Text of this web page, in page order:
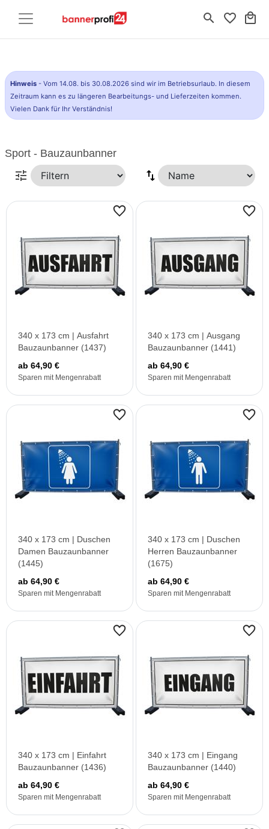
search favorite_border local_mall
Hinweis - Vom 14.08. bis 30.08.2026 sind wir im Betriebsurlaub. In diesem
Zeitraum kann es zu längeren Bearbeitungs- und Lieferzeiten kommen.
Vielen Dank für Ihr Verständnis!
Sport - Bauzaunbanner
tune
340 x 173 cm | Ausfahrt
Bauzaunbanner (1437)
ab 64,90 €
Sparen mit Mengenrabatt
340 x 173 cm | Ausgang
Bauzaunbanner (1441)
ab 64,90 €
Sparen mit Mengenrabatt
340 x 173 cm | Duschen
Damen Bauzaunbanner
(1445)
ab 64,90 €
Sparen mit Mengenrabatt
340 x 173 cm | Duschen
Herren Bauzaunbanner
(1675)
ab 64,90 €
Sparen mit Mengenrabatt
340 x 173 cm | Einfahrt
Bauzaunbanner (1436)
ab 64,90 €
Sparen mit Mengenrabatt
340 x 173 cm | Eingang
Bauzaunbanner (1440)
ab 64,90 €
Sparen mit Mengenrabatt